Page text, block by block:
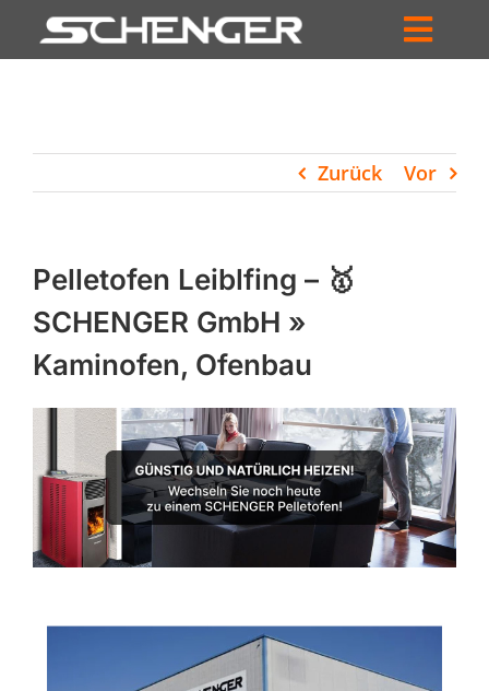
Inhalt
HÄNDLERSUCHE
UNTERNEHMEN
PROFIL
WARENKORB
PRODUCTS
SEARCH
Zurück Vor
Pelletofen Leiblfing – 🥇
SCHENGER GmbH »
Kaminofen, Ofenbau